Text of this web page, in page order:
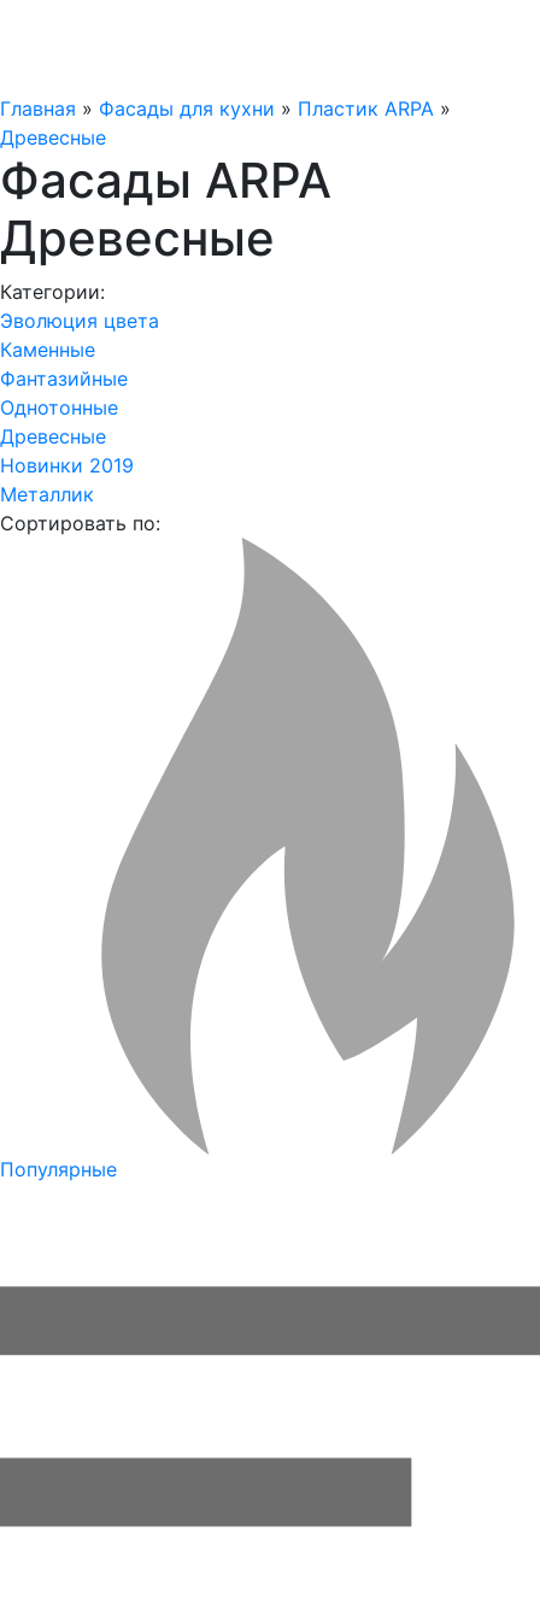
Главная » Фасады для кухни » Пластик ARPA »
Древесные
Фасады ARPA
Древесные
Категории:
Эволюция цвета
Каменные
Фантазийные
Однотонные
Древесные
Новинки 2019
Металлик
Сортировать по:
Популярные